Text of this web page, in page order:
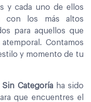
y cada uno de ellos
con los más altos
para aquellos que
Contamos
y momento de tu
Sin Categoríaha sido
que encuentres el